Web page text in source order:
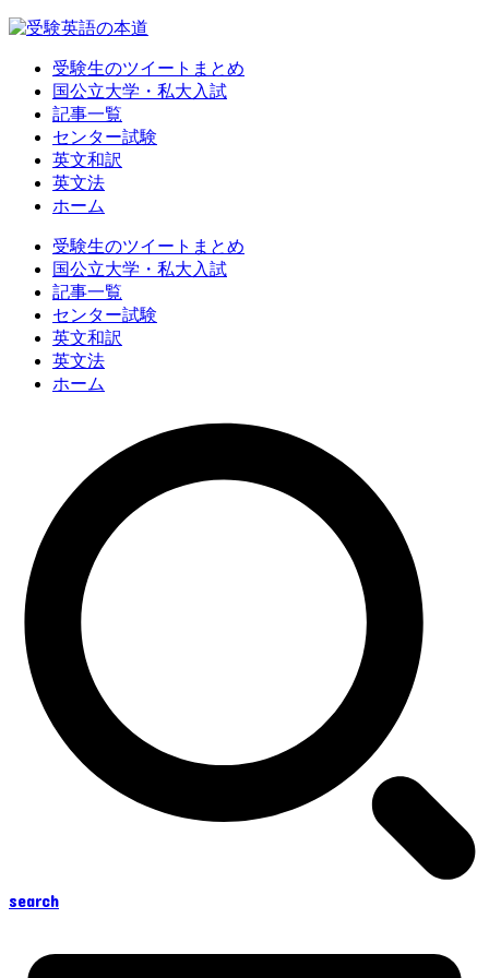
受験生のツイートまとめ
国公立大学・私大入試
記事一覧
センター試験
英文和訳
英文法
ホーム
受験生のツイートまとめ
国公立大学・私大入試
記事一覧
センター試験
英文和訳
英文法
ホーム
search